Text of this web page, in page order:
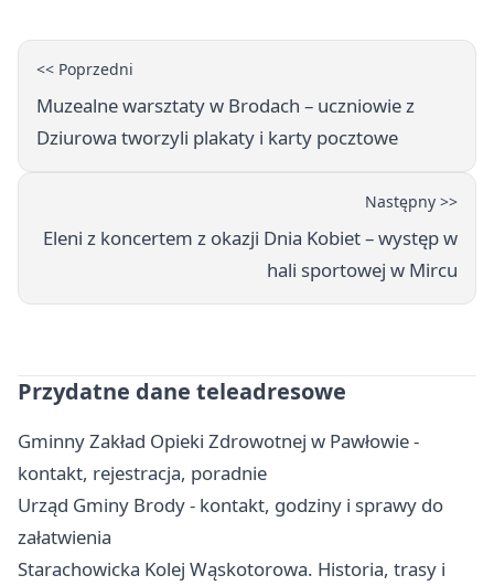
<< Poprzedni
Muzealne warsztaty w Brodach – uczniowie z
Dziurowa tworzyli plakaty i karty pocztowe
Następny >>
Eleni z koncertem z okazji Dnia Kobiet – występ w
hali sportowej w Mircu
Przydatne dane teleadresowe
Gminny Zakład Opieki Zdrowotnej w Pawłowie -
kontakt, rejestracja, poradnie
Urząd Gminy Brody - kontakt, godziny i sprawy do
załatwienia
Starachowicka Kolej Wąskotorowa. Historia, trasy i